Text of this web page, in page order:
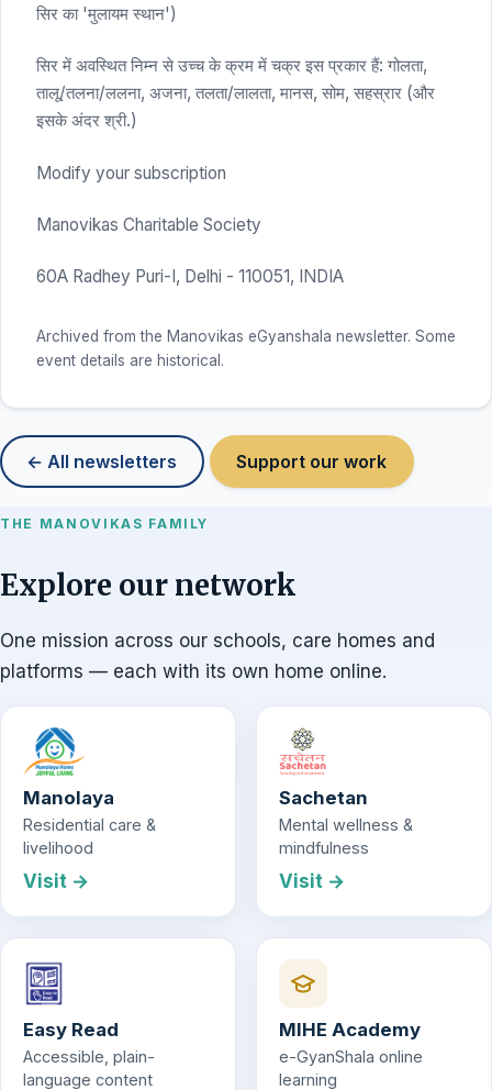
सिर का 'मुलायम स्थान')
सिर में अवस्थित निम्न से उच्च के क्रम में चक्र इस प्रकार हैं: गोलता,
तालू/तलना/ललना, अजना, तलता/लालता, मानस, सोम, सहस्रार (और
इसके अंदर श्री.)
Modify your subscription
Manovikas Charitable Society
60A Radhey Puri-I, Delhi - 110051, INDIA
Archived from the Manovikas eGyanshala newsletter. Some
event details are historical.
← All newsletters Support our work
THE MANOVIKAS FAMILY
Explore our network
One mission across our schools, care homes and
platforms — each with its own home online.
Manolaya
Residential care &
livelihood
Visit →
Sachetan
Mental wellness &
mindfulness
Visit →
Easy Read
Accessible, plain-
language content
MIHE Academy
e-GyanShala online
learning